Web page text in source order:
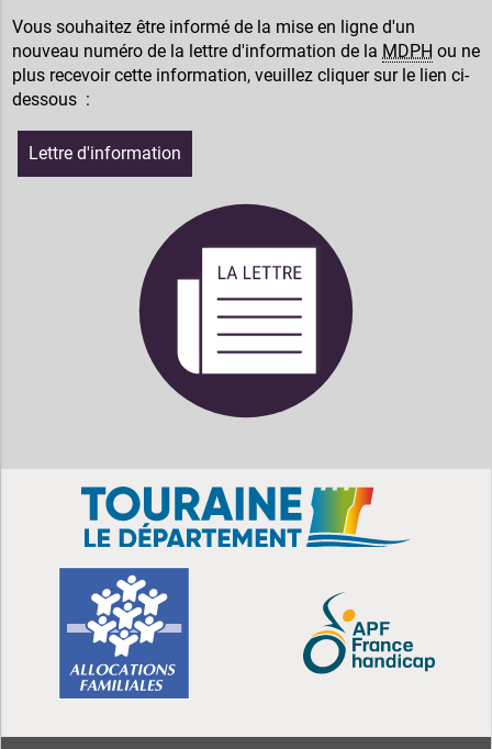
Vous souhaitez être informé de la mise en ligne d'un
nouveau numéro de la lettre d'information de la MDPH ou ne
plus recevoir cette information, veuillez cliquer sur le lien ci-
dessous :
Lettre d'information